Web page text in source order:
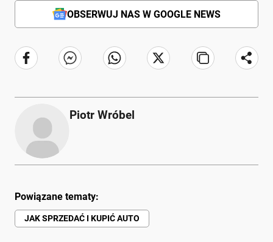
OBSERWUJ NAS W GOOGLE NEWS
Piotr Wróbel
Powiązane tematy:
JAK SPRZEDAĆ I KUPIĆ AUTO